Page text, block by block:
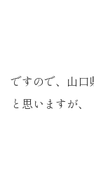
ですので、山口
と思いますが、